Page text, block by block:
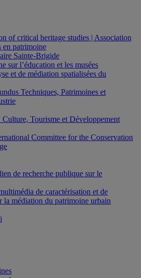
of critical heritage studies | Association
en patrimoine
Sainte-Brigide
sur l’éducation et les musées
et de médiation spatialisées du
Techniques, Patrimoines et
Tourisme et Développement
Committee for the Conservation
de recherche publique sur le
de caractérisation et de
la médiation du patrimoine urbain